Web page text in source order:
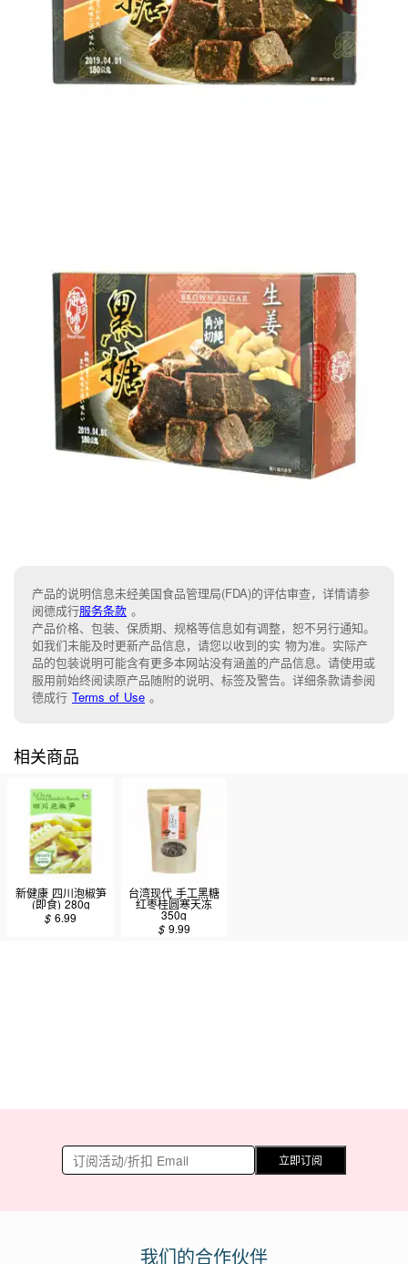
产品的说明信息未经美国食品管理局(FDA)的评估审查，详情请参
阅德成行服务条款 。
产品价格、包装、保质期、规格等信息如有调整，恕不另行通知。
如我们未能及时更新产品信息，请您以收到的实 物为准。实际产
品的包装说明可能含有更多本网站没有涵盖的产品信息。请使用或
服用前始终阅读原产品随附的说明、标签及警告。详细条款请参阅
德成行 Terms of Use 。
相关商品
新健康 四川泡椒笋
(即食) 280g
$6.99
台湾现代 手工黑糖
红枣桂圆寒天冻
350g
$ 9.99
立即订阅
我们的合作伙伴